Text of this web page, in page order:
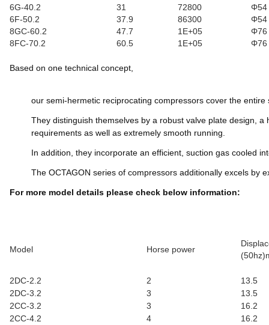
6G-40.2 31 72800
Φ54
6F-50.2
37.9 86300
Φ54
8GC-60.2
47.7 1E+05
Φ76
8FC-70.2
60.5 1E+05 Φ76
Based on one technical concept,
our semi-hermetic reciprocating compressors cover the
They distinguish themselves by a robust valve plate design,
requirements as well as extremely smooth running.
In addition, they incorporate an efficient, suction gas cooled
The OCTAGON series of compressors additionally excels by
For more model details please check below information:
Model Horse power
2DC-2.2 2
13.5
2DC-3.2
3
13.5
2CC-3.2
3
16.2
2CC-4.2
4
16.2